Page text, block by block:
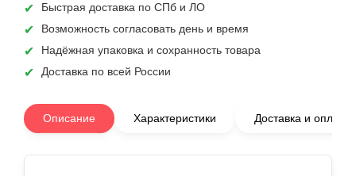
Быстрая доставка по СПб и ЛО
Возможность согласовать день и время
Надёжная упаковка и сохранность товара
Доставка по всей России
Описание Характеристики Доставка и оплата